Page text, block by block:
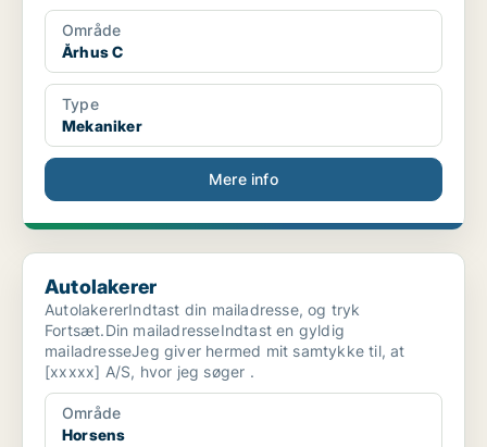
Område
Århus C
Type
Mekaniker
Mere info
Autolakerer
Autolakerer
AutolakererIndtast din mailadresse, og tryk
Fortsæt.Din mailadresseIndtast en gyldig
mailadresseJeg giver hermed mit samtykke til, at
[xxxxx] A/S, hvor jeg søger .
Område
Horsens